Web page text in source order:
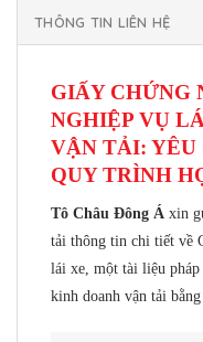
THÔNG TIN LIÊN HỆ
GIẤY CHỨNG
NGHIỆP VỤ
VẬN TẢI: YÊU
QUY TRÌNH
Tô Châu Đông Á xin
tải thông tin chi tiết về
lái xe, một tài liệu
kinh doanh vận tải